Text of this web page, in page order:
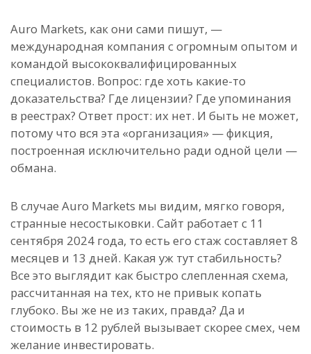
Auro Markets, как они сами пишут, —
международная компания с огромным опытом и
командой высококвалифицированных
специалистов. Вопрос: где хоть какие-то
доказательства? Где лицензии? Где упоминания
в реестрах? Ответ прост: их нет. И быть не может,
потому что вся эта «организация» — фикция,
построенная исключительно ради одной цели —
обмана.
В случае Auro Markets мы видим, мягко говоря,
странные несостыковки. Сайт работает с 11
сентября 2024 года, то есть его стаж составляет 8
месяцев и 13 дней. Какая уж тут стабильность?
Все это выглядит как быстро слепленная схема,
рассчитанная на тех, кто не привык копать
глубоко. Вы же не из таких, правда? Да и
стоимость в 12 рублей вызывает скорее смех, чем
желание инвестировать.